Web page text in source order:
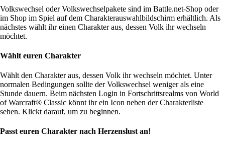
Volkswechsel oder Volkswechselpakete sind im Battle.net-Shop oder
im Shop im Spiel auf dem Charakterauswahlbildschirm erhältlich. Als
nächstes wählt ihr einen Charakter aus, dessen Volk ihr wechseln
möchtet.
Wählt euren Charakter
Wählt den Charakter aus, dessen Volk ihr wechseln möchtet. Unter
normalen Bedingungen sollte der Volkswechsel weniger als eine
Stunde dauern. Beim nächsten Login in Fortschrittsrealms von World
of Warcraft® Classic könnt ihr ein Icon neben der Charakterliste
sehen. Klickt darauf, um zu beginnen.
Passt euren Charakter nach Herzenslust an!